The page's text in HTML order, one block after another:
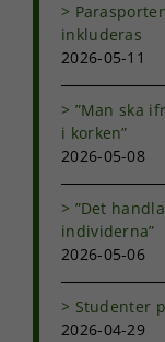
inkluderas
2026-05-11
”Man ska
i korken”
2026-05-08
”Det
individerna”
2026-05-06
Studenter
2026-04-29